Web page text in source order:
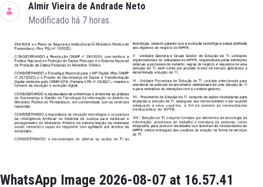
Almir Vieira de Andrade Neto
Modificado há 7 horas.
WhatsApp Image 2026-08-07 at 16.57.41